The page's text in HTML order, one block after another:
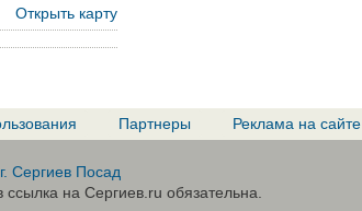
Открыть карту
Партнеры Реклама на сайте
Сергиев Посад
на Сергиев.ru обязательна.